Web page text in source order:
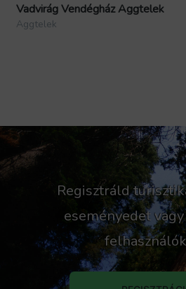
Vadvirág Vendégház Aggtelek
Aggtelek
Regisztráld
eseményedet